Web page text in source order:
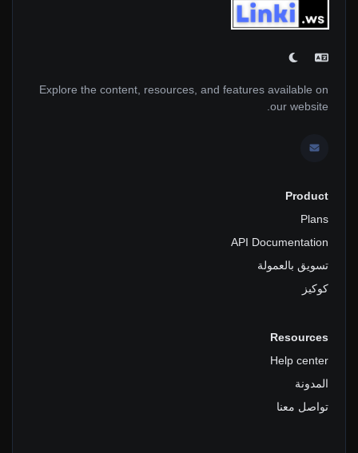
Explore the content, resources, and features available on
our website.
Product
Plans
API Documentation
تسويق بالعمولة
كوكيز
Resources
Help center
المدونة
تواصل معنا